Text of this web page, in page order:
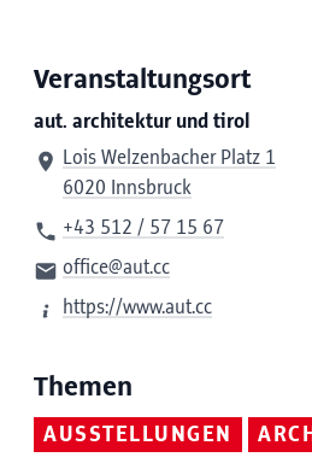
Veranstaltungsort
aut. architektur und tirol
Lois Welzenbacher Platz 1
6020 Innsbruck
+43 512 / 57 15 67
office@aut.cc
https://www.aut.cc
Themen
AUSSTELLUNGEN